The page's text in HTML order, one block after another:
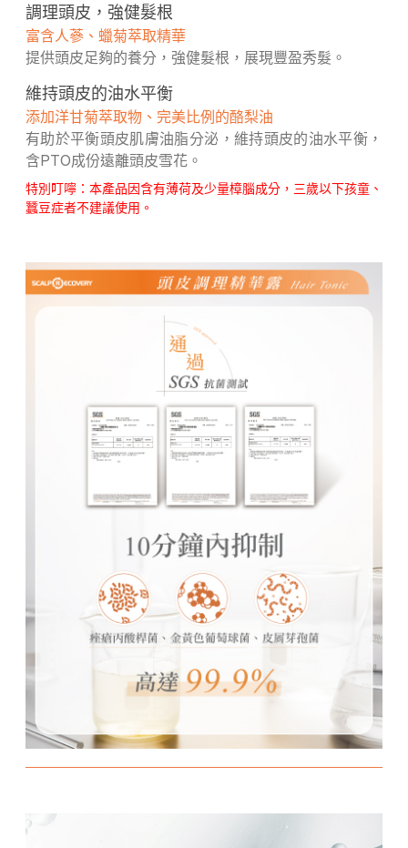
調理頭皮，強健髮根
富含人蔘、蠟菊萃取精華
提供頭皮足夠的養分，強健髮根，展現豐盈秀髮。
維持頭皮的油水平衡
添加洋甘菊萃取物、完美比例的酪梨油
有助於平衡頭皮肌膚油脂分泌，維持頭皮的油水平衡，
含PTO成份遠離頭皮雪花。
特別叮嚀：本產品因含有薄荷及少量樟腦成分，三歲以下孩童、
蠶豆症者不建議使用。